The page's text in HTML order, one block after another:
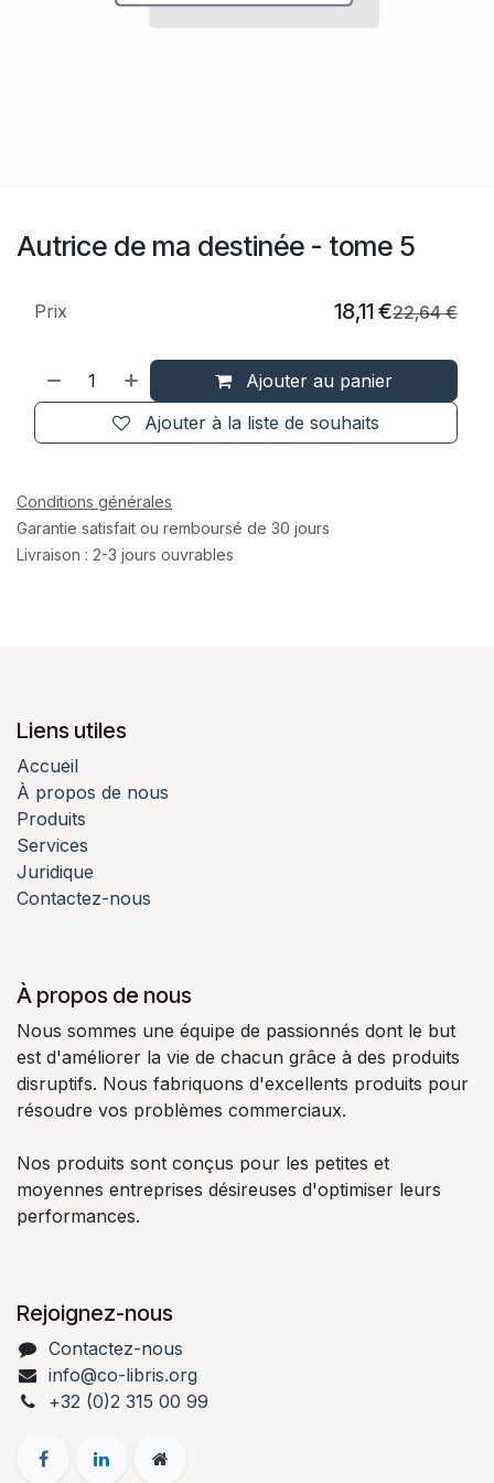
Autrice de ma destinée - tome 5
Ajouter au panier
Ajouter à la liste de souhaits
Prix 18,11€22,64€
Conditions générales
Garantie satisfait ou remboursé de 30 jours
Livraison : 2-3 jours ouvrables
Liens utiles
Accueil
À propos de nous
Produits
Services
Juridique
Contactez-nous
À propos de nous
Nous sommes une équipe de passionnés dont le but
est d'améliorer la vie de chacun grâce à des produits
disruptifs. Nous fabriquons d'excellents produits pour
résoudre vos problèmes commerciaux.
Nos produits sont conçus pour les petites et
moyennes entreprises désireuses d'optimiser leurs
performances.
Rejoignez-nous
Contactez-nous
info@co-libris.org
+32 (0)2 315 00 99